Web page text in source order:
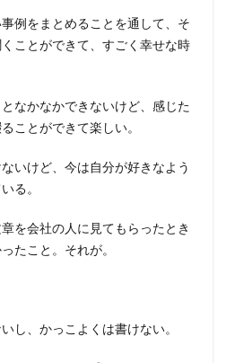
例をまとめることを通して、そ
ことができて、すごく幸せな時
なかなかできないけど、感じた
ことができて楽しい。
いけど、今は自分が好きなよう
る。
を会社の人に見てもらったとき
たこと。それが。
し、かっこよくは書けない。